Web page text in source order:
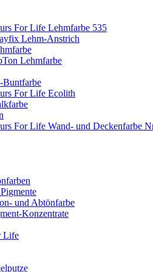
For Life Lehmfarbe 535
Lehm-Anstrich
Lehmfarbe
For Life Ecolith
For Life Wand- und Deckenfarbe
und Abtönfarbe
Konzentrate
Life